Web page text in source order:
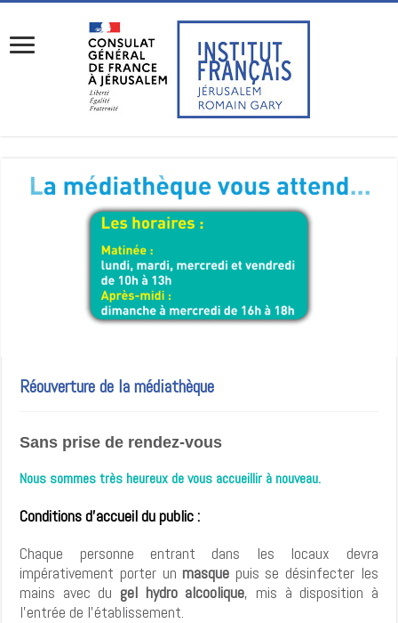
Réouverture de la médiathèque
Sans prise de rendez-vous
Nous sommes très heureux de vous accueillir à nouveau.
Conditions d’accueil du public :
Chaque personne entrant dans les locaux devra
impérativement porter un masque puis se désinfecter les
mains avec du gel hydro alcoolique, mis à disposition à
l’entrée de l’établissement.